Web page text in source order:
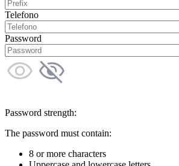
Telefono
Password
Password strength:
The password must contain:
8 or more characters